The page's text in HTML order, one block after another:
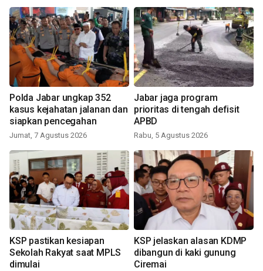
Polda Jabar ungkap 352
kasus kejahatan jalanan dan
siapkan pencegahan
Jumat, 7 Agustus 2026
Jabar jaga program
prioritas di tengah defisit
APBD
Rabu, 5 Agustus 2026
KSP pastikan kesiapan
Sekolah Rakyat saat MPLS
dimulai
KSP jelaskan alasan KDMP
dibangun di kaki gunung
Ciremai